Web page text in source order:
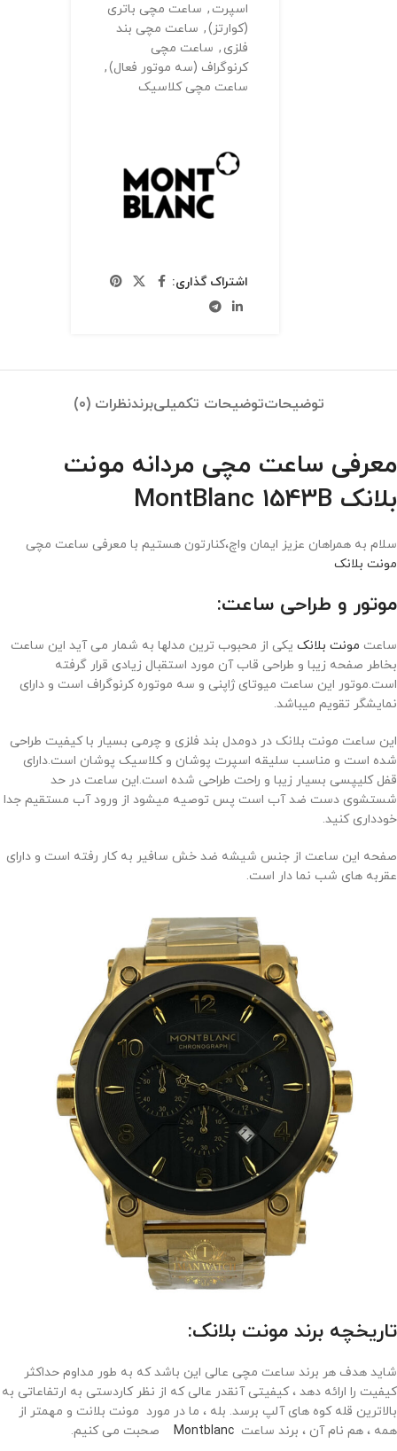
اسپرت , ساعت مچی باتری
(کوارتز), ساعت مچی بند
فلزی , ساعت مچی
کرنوگراف (سه موتور فعال),
ساعت مچی کلاسیک
اشتراک گذاری:
توضیحاتتوضیحات تکمیلیبرندنظرات (0)
معرفی ساعت مچی مردانه مونت
بلانک MontBlanc 1543B
سلام به همراهان عزیز ایمان واچ،کنارتون هستیم با معرفی ساعت مچی
مونت بلانک
موتور و طراحی ساعت:
ساعت مونت بلانک یکی از محبوب ترین مدلها به شمار می آید این ساعت
بخاطر صفحه زیبا و طراحی قاب آن مورد استقبال زیادی قرار گرفته
است.موتور این ساعت میوتای ژاپنی و سه موتوره کرنوگراف است و دارای
نمایشگر تقویم میباشد.
این ساعت مونت بلانک در دومدل بند فلزی و چرمی بسیار با کیفیت طراحی
شده است و مناسب سلیقه اسپرت پوشان و کلاسیک پوشان است.دارای
قفل کلیپسی بسیار زیبا و راحت طراحی شده است.این ساعت در حد
شستشوی دست ضد آب است پس توصیه میشود از ورود آب مستقیم جدا
خودداری کنید.
صفحه این ساعت از جنس شیشه ضد خش سافیر به کار رفته است و دارای
عقربه های شب نما دار است.
تاریخچه برند مونت بلانک:
شاید هدف هر برند ساعت مچی عالی این باشد که به طور مداوم حداکثر
کیفیت را ارائه دهد ، کیفیتی آنقدر عالی که از نظر کاردستی به ارتفاعاتی به
بالاترین قله کوه های آلپ برسد. بله ، ما در مورد مونت بلانت و مهمتر از
همه ، هم نام آن ، برند ساعت Montblanc صحبت می کنیم.